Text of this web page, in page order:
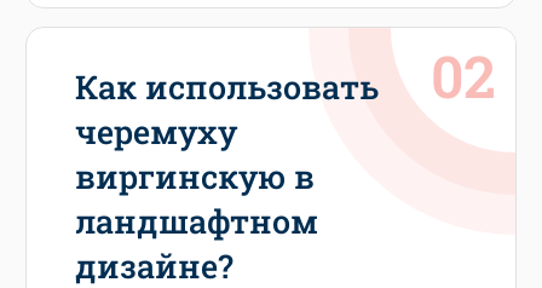
Как использовать
черемуху
виргинскую в
ландшафтном
дизайне?